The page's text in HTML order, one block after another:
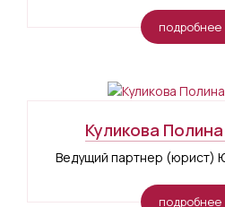
подробнее
Куликова
Ведущий партнер (юрист)
подробнее